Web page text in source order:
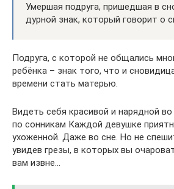
Умершая подруга, пришедшая в
дурной знак, который говорит о
Подруга, с которой не общались
ребёнка – знак того, что и
времени стать матерью.
Видеть себя красивой и нарядной
по сонникам Каждой девушке
ухоженной. Даже во сне. Но не
увидев грезы, в которых вы
вам извне…